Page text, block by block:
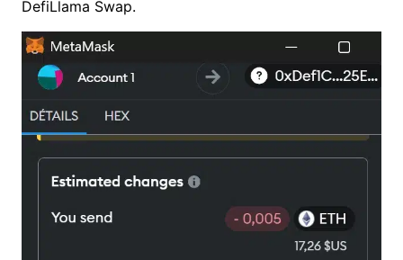
DefiLlama Swap.